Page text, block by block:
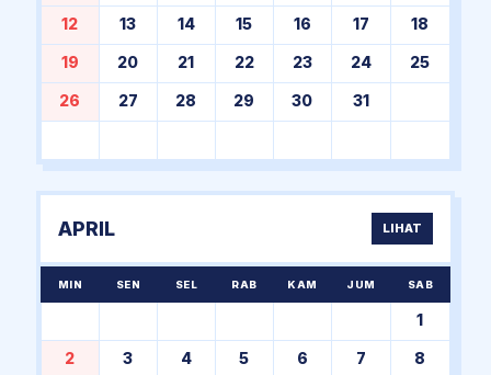
12 13 14 15 16 17 18
19 20 21 22 23 24 25
26 27 28 29 30 31
APRIL LIHAT
MIN SEN SEL RAB KAM JUM SAB
1
2 3 4 5 6 7 8